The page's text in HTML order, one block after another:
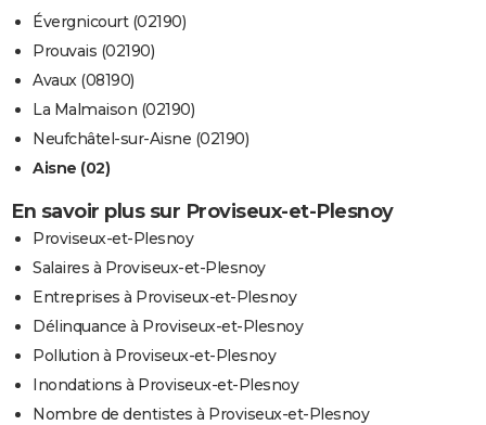
Évergnicourt (02190)
Prouvais (02190)
Avaux (08190)
La Malmaison (02190)
Neufchâtel-sur-Aisne (02190)
Aisne (02)
En savoir plus sur Proviseux-et-Plesnoy
Proviseux-et-Plesnoy
Salaires à Proviseux-et-Plesnoy
Entreprises à Proviseux-et-Plesnoy
Délinquance à Proviseux-et-Plesnoy
Pollution à Proviseux-et-Plesnoy
Inondations à Proviseux-et-Plesnoy
Nombre de dentistes à Proviseux-et-Plesnoy